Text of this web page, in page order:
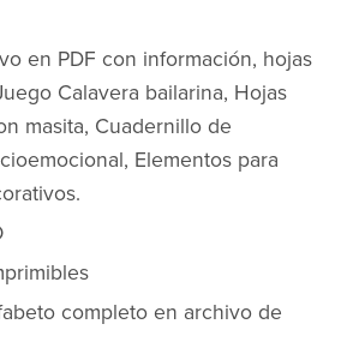
en PDF con información, hojas
Calavera bailarina, Hojas
masita, Cuadernillo de
Elementos para
completo en archivo de